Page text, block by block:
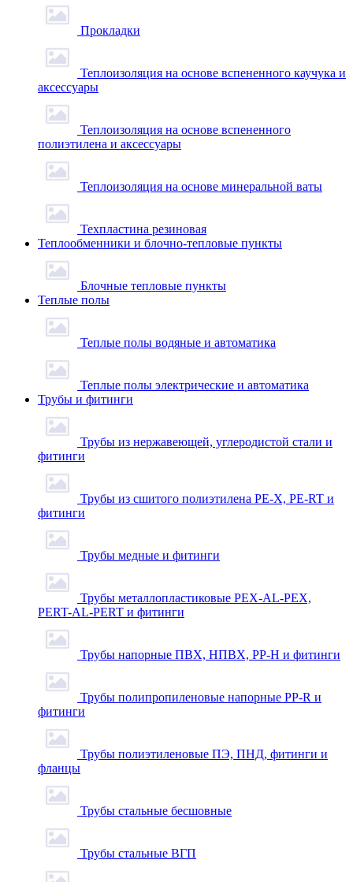
Прокладки
Теплоизоляция на основе вспененного каучука и
аксессуары
Теплоизоляция на основе вспененного
полиэтилена и аксессуары
Теплоизоляция на основе минеральной ваты
Техпластина резиновая
Теплообменники и блочно-тепловые пункты
Блочные тепловые пункты
Теплые полы
Теплые полы водяные и автоматика
Теплые полы электрические и автоматика
Трубы и фитинги
Трубы из нержавеющей, углеродистой стали и
фитинги
Трубы из сшитого полиэтилена PE-X, PE-RT и
фитинги
Трубы медные и фитинги
Трубы металлопластиковые PEX-AL-PEX,
PERT-AL-PERT и фитинги
Трубы напорные ПВХ, НПВХ, PP-H и фитинги
Трубы полипропиленовые напорные PP-R и
фитинги
Трубы полиэтиленовые ПЭ, ПНД, фитинги и
фланцы
Трубы стальные бесшовные
Трубы стальные ВГП